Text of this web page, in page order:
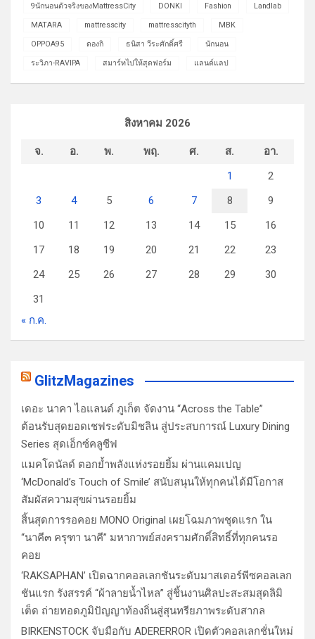
9นักนอนตัวจริงของMattressCity DONKI Fashion Landlab
MATARA mattresscity mattresscityth MBK
OPPOA95 ดองกิ ธนิสา วีระศักดิ์ศรี นักนอน
ระวิภา-RAVIPA สมาร์ทไปให้สุดฟอร์ม แลนด์แลป
สิงหาคม 2026
จ. อ. พ. พฤ. ศ. ส.
อา.
1
2
3
4 5 6 7 8
9
10
11 12 13 14 15
16
17
18 19 20 21 22
23
24
25 26 27 28 29
30
31
« ก.ค.
GlitzMagazines
เดอะ นาคา ไอแลนด์ ภูเก็ต จัดงาน “Across the Table”
ต้อนรับสุดยอดเชฟระดับมิชลิน สู่ประสบการณ์ Luxury Dining
Series สุดเอ็กซ์คลูซีฟ
แมคโดนัลด์ ตอกย้ำพลังแห่งรอยยิ้ม ผ่านแคมเปญ
‘McDonald’s Touch of Smile’ สนับสนุนให้ทุกคนได้มีโอกาส
สัมผัสความสุขผ่านรอยยิ้ม
สิ้นสุดการรอคอย MONO Original เผยโฉมภาพชุดแรก ใน
“นาคี๓ ครุฑา นาคี” มหากาพย์สงครามศักดิ์สิทธิ์ที่ทุกคนรอ
คอย
‘RAKSAPHAN’ เปิดฉากคอลเลกชันระดับมาสเตอร์พีซคอลเลก
ชันแรก รังสรรค์ “ผ้าลายน้ำไหล” สู่ชิ้นงานศิลปะสะสมสุดลิมิ
เต็ด ถ่ายทอดภูมิปัญญาท้องถิ่นสู่สุนทรียภาพระดับสากล
BIRKENSTOCK จับมือกับ ADERERROR เปิดตัวคอลเลกชั่นใหม่